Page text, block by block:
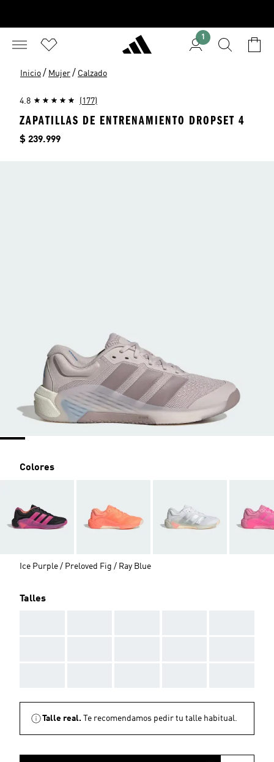
1
Inicio / Mujer / Calzado
4.8 (177)
ZAPATILLAS DE ENTRENAMIENTO DROPSET 4
Precio
$ 239.999
Colores
Ice Purple / Preloved Fig / Ray Blue
Talles
Talle real. Te recomendamos pedir tu talle habitual.